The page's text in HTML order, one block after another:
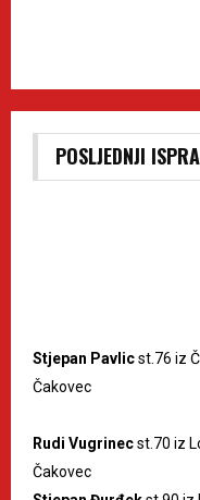
POSLJEDNJI
Stjepan Pavlicst.76 iz
Čakovec
Rudi Vugrinecst.70 iz
Čakovec